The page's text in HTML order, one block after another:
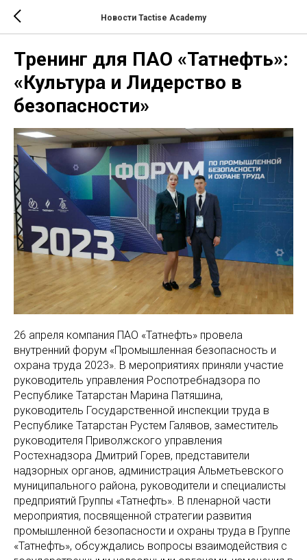
Новости Tactise Academy
Тренинг для ПАО «Татнефть»:
«Культура и Лидерство в
безопасности»
26 апреля компания ПАО «Татнефть» провела
внутренний форум «Промышленная безопасность и
охрана труда 2023». В мероприятиях приняли участие
руководитель управления Роспотребнадзора по
Республике Татарстан Марина Патяшина,
руководитель Государственной инспекции труда в
Республике Татарстан Рустем Галявов, заместитель
руководителя Приволжского управления
Ростехнадзора Дмитрий Горев, представители
надзорных органов, администрация Альметьевского
муниципального района, руководители и специалисты
предприятий Группы «Татнефть». В пленарной части
мероприятия, посвященной стратегии развития
промышленной безопасности и охраны труда в Группе
«Татнефть», обсуждались вопросы взаимодействия с